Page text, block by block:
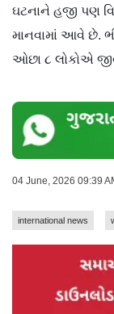
ઘટનાને હજી પણ
માનવામાં આવે છે.
ઓછા ૮ લોકોએ
04 June, 2026 09:39
international news